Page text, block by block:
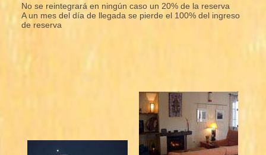
No se reintegrará en ningún caso un 20% de la reserva
A un mes del día de llegada se pierde el 100% del ingreso
de reserva